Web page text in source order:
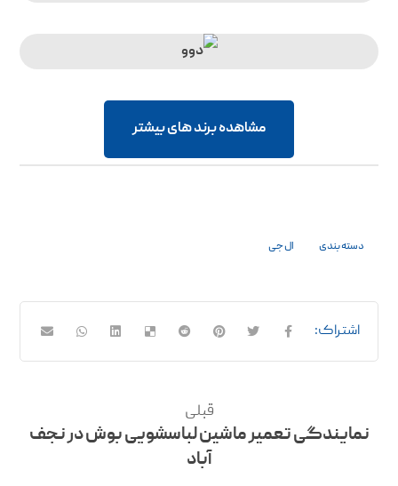
مشاهده برند های بیشتر
دسته بندی ال جی
قبلی
نمایندگی تعمیر ماشین لباسشویی بوش در نجف‌
آباد